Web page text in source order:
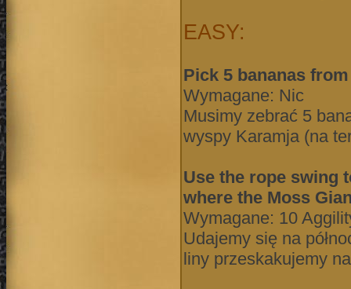
EASY:
Pick 5 bananas
Wymagane: Nic
Musimy zebrać 5
wyspy Karamja (na
Use the rope swing
where the Moss
Wymagane: 10
Udajemy się na
liny przeskakujemy